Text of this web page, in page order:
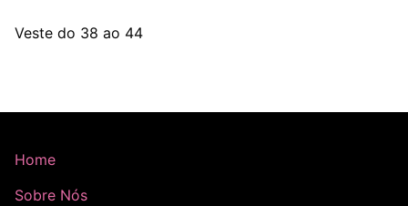
Veste do 38 ao 44
Home
Sobre Nós